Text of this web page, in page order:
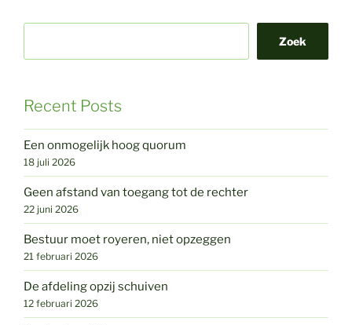
Zoek
Recent Posts
Een onmogelijk hoog quorum
18 juli 2026
Geen afstand van toegang tot de rechter
22 juni 2026
Bestuur moet royeren, niet opzeggen
21 februari 2026
De afdeling opzij schuiven
12 februari 2026